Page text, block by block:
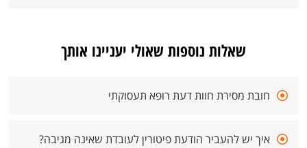
שאלות נוספות שאולי יעניינו אותך
חובת מסירת חוות דעת רופא תעסוקתי
איך יש להעביר הודעת פיטורין לעובדת שאינה מגיבה?